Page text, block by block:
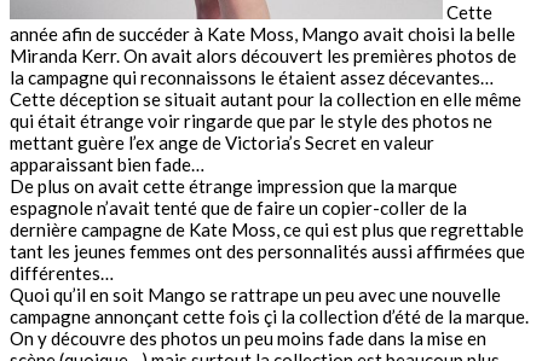
Cette
année afin de succéder à Kate Moss, Mango avait choisi la belle
Miranda Kerr. On avait alors découvert les premières photos de
la campagne qui reconnaissons le étaient assez décevantes…
Cette déception se situait autant pour la collection en elle même
qui était étrange voir ringarde que par le style des photos ne
mettant guère l’ex ange de Victoria’s Secret en valeur
apparaissant bien fade…
De plus on avait cette étrange impression que la marque
espagnole n’avait tenté que de faire un copier-coller de la
dernière campagne de Kate Moss, ce qui est plus que regrettable
tant les jeunes femmes ont des personnalités aussi affirmées que
différentes…
Quoi qu’il en soit Mango se rattrape un peu avec une nouvelle
campagne annonçant cette fois çi la collection d’été de la marque.
On y découvre des photos un peu moins fade dans la mise en